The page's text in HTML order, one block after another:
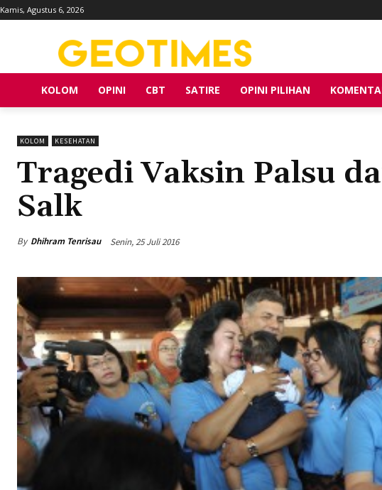
Kamis, Agustus 6, 2026
KOLOM OPINI CBT SATIRE OPINI PILIHAN
KOLOM KESEHATAN
Tragedi Vaksin Palsu
Salk
By Dhihram Tenrisau Senin, 25 Juli 2016